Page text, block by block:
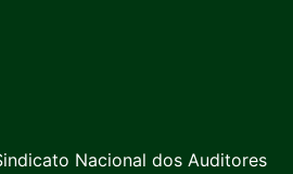
Nacional dos Auditores